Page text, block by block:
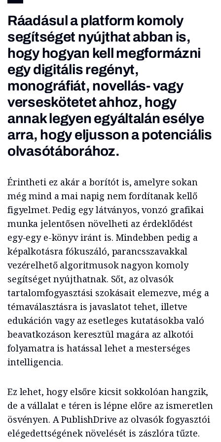
Ráadásul a platform komoly
segítséget nyújthat abban is,
hogy hogyan kell megformázni
egy digitális regényt,
monográfiát, novellás- vagy
verseskötetet ahhoz, hogy
annak legyen egyáltalán esélye
arra, hogy eljusson a potenciális
olvasótáborához.
Érintheti ez akár a borítót is, amelyre sokan
még mind a mai napig nem fordítanak kellő
figyelmet. Pedig egy látványos, vonzó grafikai
munka jelentősen növelheti az érdeklődést
egy-egy e-könyv iránt is. Mindebben pedig a
képalkotásra fókuszáló, parancsszavakkal
vezérelhető algoritmusok nagyon komoly
segítséget nyújthatnak. Sőt, az olvasók
tartalomfogyasztási szokásait elemezve, még a
témaválasztásra is javaslatot tehet, illetve
edukáción vagy az esetleges kutatásokba való
beavatkozáson keresztül magára az alkotói
folyamatra is hatással lehet a mesterséges
intelligencia.
Ez lehet, hogy elsőre kicsit sokkolóan hangzik,
de a vállalat e téren is lépne előre az ismeretlen
ösvényen. A PublishDrive az olvasók fogyasztói
elégedettségének növelését is zászlóra tűzte.